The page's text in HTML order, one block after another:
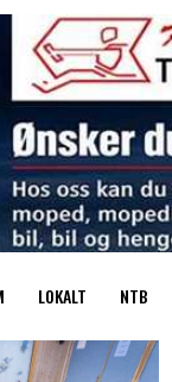
LOKALT NTB